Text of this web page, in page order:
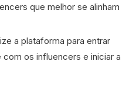
que melhor se alinham
a plataforma para entrar
os influencers e iniciar a